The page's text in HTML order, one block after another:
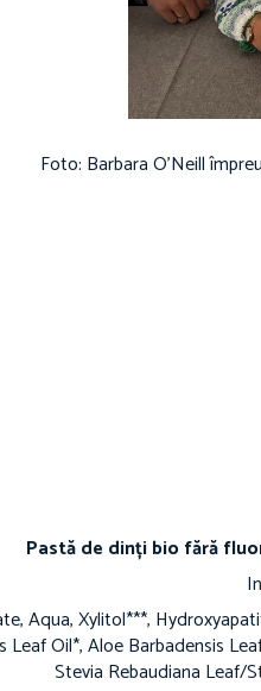
Foto: Barbara O'Neill
Pastă de dinți bio fără
Aqua, Xylitol***,
Oil*, Aloe Barbadensis
Stevia Rebaudiana Leaf/